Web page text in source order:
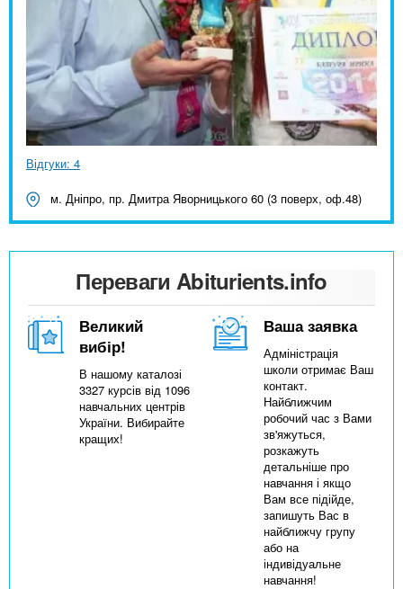
Відгуки: 4
м. Дніпро, пр. Дмитра Яворницького 60 (3 поверх, оф.48)
Переваги Abiturients.info
Великий
вибір!
В нашому каталозі
3327 курсів від 1096
навчальних центрів
України. Вибирайте
кращих!
Ваша заявка
Адміністрація
школи отримає Ваш
контакт.
Найближчим
робочий час з Вами
зв'яжуться,
розкажуть
детальніше про
навчання і якщо
Вам все підійде,
запишуть Вас в
найближчу групу
або на
індивідуальне
навчання!